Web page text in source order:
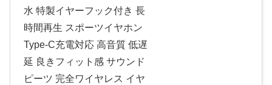
水 特製イヤーフック付き 長
時間再生 スポーツイヤホン
Type-C充電対応 高音質 低遅
延 良きフィット感 サウンド
ピーツ 完全ワイヤレス イヤ